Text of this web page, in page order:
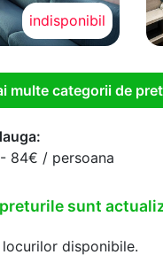
indisponibil
multe categorii de pret
84€ / persoana
sunt
disponibile.